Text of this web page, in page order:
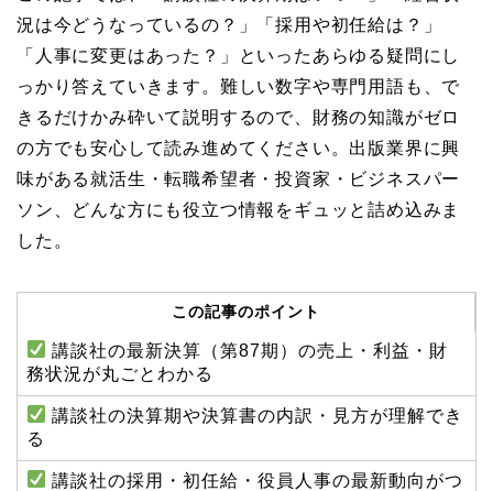
況は今どうなっているの？」「採用や初任給は？」
「人事に変更はあった？」といったあらゆる疑問にし
っかり答えていきます。難しい数字や専門用語も、で
きるだけかみ砕いて説明するので、財務の知識がゼロ
の方でも安心して読み進めてください。出版業界に興
味がある就活生・転職希望者・投資家・ビジネスパー
ソン、どんな方にも役立つ情報をギュッと詰め込みま
した。
この記事のポイント
講談社の最新決算（第87期）の売上・利益・財
務状況が丸ごとわかる
講談社の決算期や決算書の内訳・見方が理解でき
る
講談社の採用・初任給・役員人事の最新動向がつ